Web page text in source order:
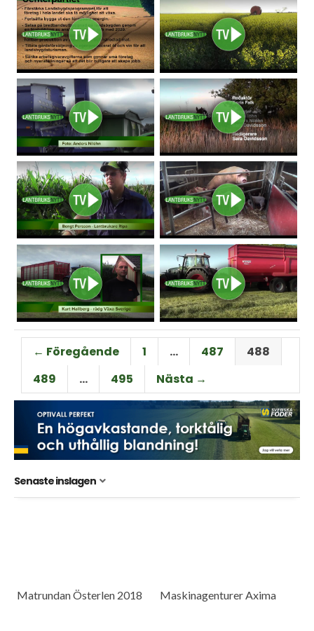
← Föregående 1 … 487
488
489
… 495 Nästa →
Senaste inslagen
Matrundan Österlen 2018 Maskinagenturer Axima